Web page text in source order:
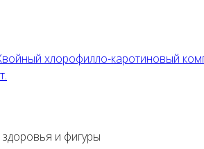
хлорофилло-каротиновый
и фигуры